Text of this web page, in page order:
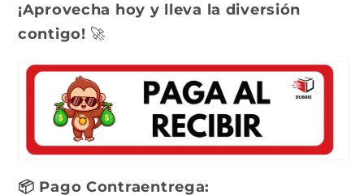
¡Aprovecha hoy y lleva la diversión
contigo! 🚀
📦 Pago Contraentrega: